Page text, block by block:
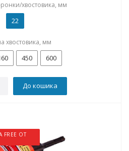
хвостовика, мм
22
хвостовика, мм
450 600
До кошика
FREE ОТ